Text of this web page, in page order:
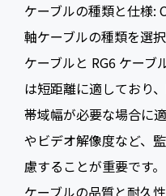
ケーブルの種類と仕様:
軸ケーブルの種類を選
ケーブルと RG6 ケーブ
は短距離に適しており
帯域幅が必要な場合に
やビデオ解像度など、
慮することが重要です。
ケーブルの品質と耐久